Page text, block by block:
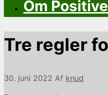
Om
Tre regler
30. juni 2022 Af knud